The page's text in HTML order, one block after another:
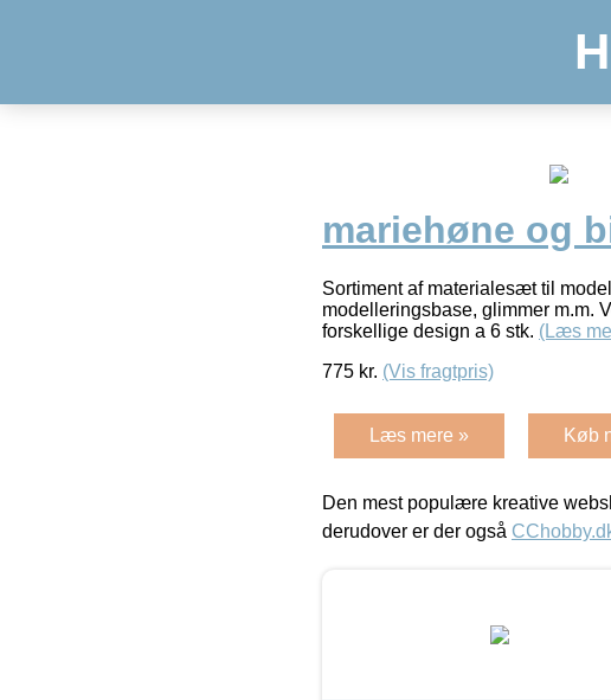
mariehøne og
Sortiment af materialesæt til
modelleringsbase, glimmer m.m.
forskellige design a 6 stk. (Læs
775 kr. (Vis fragtpris)
Læs mere » Køb
Den mest populære kreative
derudover er der også